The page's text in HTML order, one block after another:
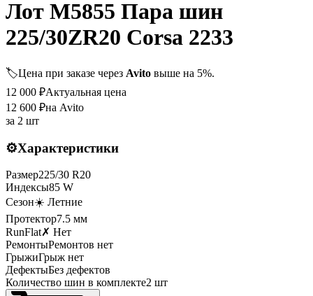
Лот M5855 Пара шин
225/30ZR20 Corsa 2233
🏷️Цена при заказе через Avito выше на 5%.
12 000 ₽Актуальная цена
12 600 ₽на Avito
за 2 шт
⚙️Характеристики
Размер225/30 R20
Индексы85 W
Сезон☀️ Летние
Протектор7.5 мм
RunFlat✗ Нет
РемонтыРемонтов нет
ГрыжиГрыж нет
ДефектыБез дефектов
Количество шин в комплекте2 шт